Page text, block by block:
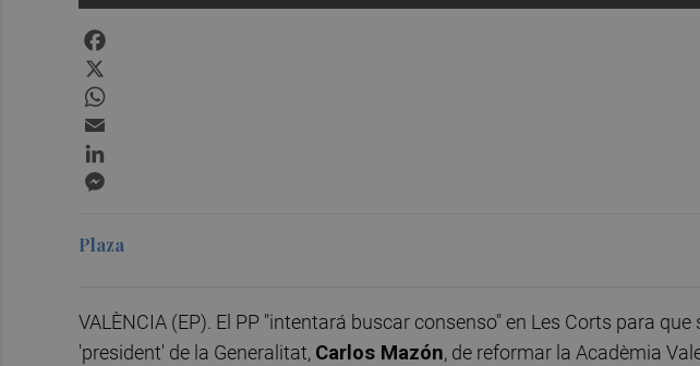
Plaza
VALÈNCIA (EP). El PP "intentará buscar consenso" en Les Corts para
'president' de la Generalitat, Carlos Mazón, de reformar la Acadèmia